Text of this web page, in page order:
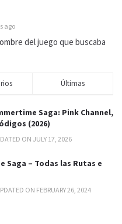
ago
del juego que buscaba
Últimas
Saga: Pink Channel,
(2026)
ON JULY 17, 2026
Saga – Todas las Rutas e
ON FEBRUARY 26, 2024